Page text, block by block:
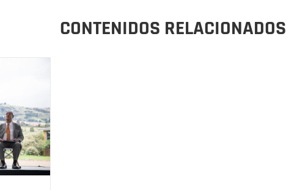
CONTENIDOS RELACIONADOS